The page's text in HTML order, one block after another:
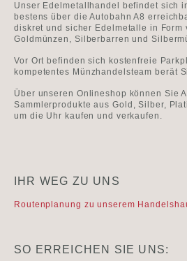
Unser Edelmetallhandel befindet sich
bestens über die Autobahn A8
diskret und sicher Edelmetalle in Form
Goldmünzen, Silberbarren und
Vor Ort befinden sich kostenfreie
kompetentes Münzhandelsteam berät
Über unseren Onlineshop können Sie
Sammlerprodukte aus Gold, Silber,
um die Uhr kaufen und verkaufen.
IHR WEG ZU UNS
Routenplanung zu unserem
SO ERREICHEN SIE UNS: